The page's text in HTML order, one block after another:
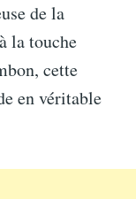
de la
la touche
cette
en véritable